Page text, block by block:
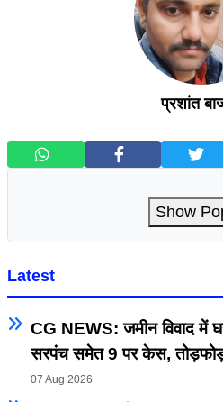
प्रशांत
Show
Latest
CG NEWS: जमीन विवाद में
सरपंच समेत 9 पर केस,
07 Aug 2026